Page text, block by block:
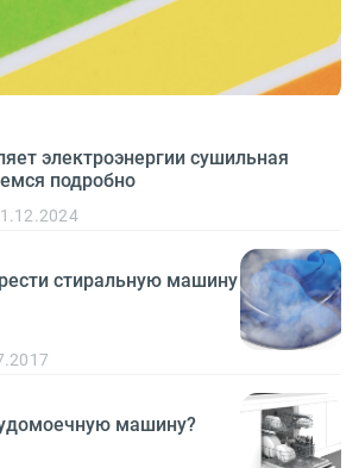
электроэнергии сушильная
подробно
стиральную машину
машину?